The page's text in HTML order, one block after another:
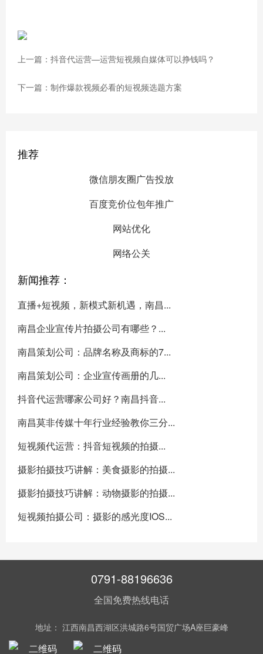
上一篇：抖音代运营—运营短视频自媒体可以挣钱吗？
下一篇：制作爆款视频必看的短视频选题方案
推荐
微信朋友圈广告投放
百度竞价位包年推广
网站优化
网络公关
新闻推荐：
直播+短视频，新模式新机遇，南昌...
南昌企业宣传片拍摄公司有哪些？...
南昌策划公司：品牌名称及商标的7...
南昌策划公司：企业宣传画册的几...
抖音代运营哪家公司好？南昌抖音...
南昌莫非传媒十年行业经验教你三分...
短视频代运营：抖音短视频的拍摄...
摄影拍摄技巧讲解：美食摄影的拍摄...
摄影拍摄技巧讲解：动物摄影的拍摄...
短视频拍摄公司：摄影的感光度IOS...
0791-88196636
全国免费热线电话
地址： 江西南昌西湖区洪城路6号国贸广场A座巨豪峰